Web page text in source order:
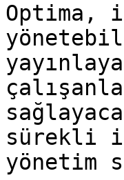
Optima,
sürekli